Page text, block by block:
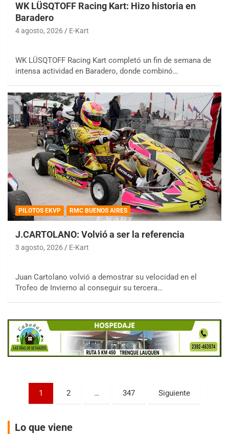
WK LÜSQTOFF Racing Kart: Hizo historia en
Baradero
4 agosto, 2026 E-Kart
WK LÜSQTOFF Racing Kart completó un fin de semana de
intensa actividad en Baradero, donde combinó…
PILOTOS EKVP RMC BUENOS AIRES
J.CARTOLANO: Volvió a ser la referencia
3 agosto, 2026 E-Kart
Juan Cartolano volvió a demostrar su velocidad en el
Trofeo de Invierno al conseguir su tercera…
Paginación
entradas
1 2 … 347 Siguiente
Lo que viene
COBERTURA ESPECIAL DE E-KART.COM.AR
IAME SERIES ARGENTINA 6
Baradero (Buenos Aires)
KDO - F6
Ciudad de Trenque Lauquen (Asfalto)
Trenque Lauquen (Buenos Aires)
Villaguay (Entre Ríos)
El Cerro (Tierra)